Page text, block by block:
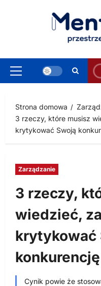
Menu
Strona domowa
3 rzeczy, które musisz
krytykować Swoją
Zarządzanie
3 rzeczy,
wiedzieć,
krytykować
konkurencję
Cynik powie że